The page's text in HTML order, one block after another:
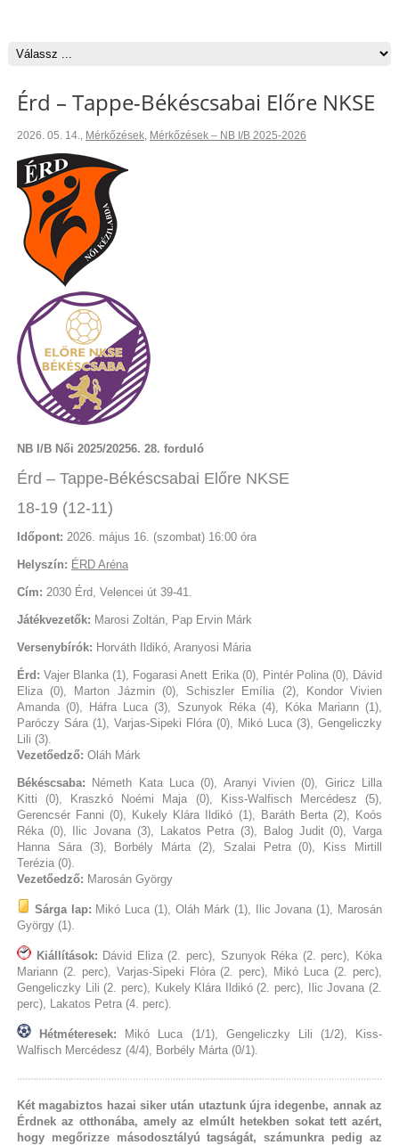
Érd – Tappe-Békéscsabai Előre NKSE
2026. 05. 14., Mérkőzések, Mérkőzések – NB I/B 2025-2026
NB I/B Női 2025/20256. 28. forduló
Érd – Tappe-Békéscsabai Előre NKSE
18-19 (12-11)
Időpont: 2026. május 16. (szombat) 16:00 óra
Helyszín: ÉRD Aréna
Cím: 2030 Érd, Velencei út 39-41.
Játékvezetők: Marosi Zoltán, Pap Ervin Márk
Versenybírók: Horváth Ildikó, Aranyosi Mária
Érd: Vajer Blanka (1), Fogarasi Anett Erika (0), Pintér Polina (0), Dávid
Eliza (0), Marton Jázmin (0), Schiszler Emília (2), Kondor Vivien
Amanda (0), Háfra Luca (3), Szunyok Réka (4), Kóka Mariann (1),
Paróczy Sára (1), Varjas-Sipeki Flóra (0), Mikó Luca (3), Gengeliczky
Lili (3).
Vezetőedző: Oláh Márk
Békéscsaba: Németh Kata Luca (0), Aranyi Vivien (0), Giricz Lilla
Kitti (0), Kraszkó Noémi Maja (0), Kiss-Walfisch Mercédesz (5),
Gerencsér Fanni (0), Kukely Klára Ildikó (1), Baráth Berta (2), Koós
Réka (0), Ilic Jovana (3), Lakatos Petra (3), Balog Judit (0), Varga
Hanna Sára (3), Borbély Márta (2), Szalai Petra (0), Kiss Mirtill
Terézia (0).
Vezetőedző: Marosán György
Sárga lap: Mikó Luca (1), Oláh Márk (1), Ilic Jovana (1), Marosán
György (1).
Kiállítások: Dávid Eliza (2. perc), Szunyok Réka (2. perc), Kóka
Mariann (2. perc), Varjas-Sipeki Flóra (2. perc), Mikó Luca (2. perc),
Gengeliczky Lili (2. perc), Kukely Klára Ildikó (2. perc), Ilic Jovana (2.
perc), Lakatos Petra (4. perc).
Hétméteresek:
Mikó Luca (1/1), Gengeliczky Lili (1/2), Kiss-
Walfisch Mercédesz (4/4), Borbély Márta (0/1).
Két magabiztos hazai siker után utaztunk újra idegenbe, annak az
Érdnek az otthonába, amely az elmúlt hetekben sokat tett azért,
hogy megőrizze másodosztályú tagságát, számunkra pedig az